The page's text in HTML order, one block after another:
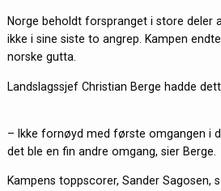
Norge beholdt forspranget i store deler
ikke i sine siste to angrep. Kampen
norske gutta.
Landslagssjef Christian Berge hadde
– Ikke fornøyd med første omgangen i
det ble en fin andre omgang, sier Berge.
Kampens toppscorer, Sander Sagosen,